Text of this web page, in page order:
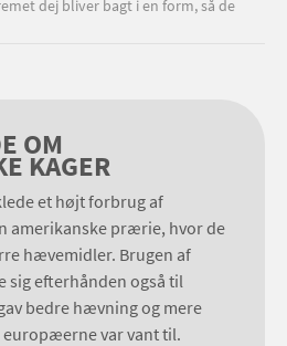
dej bliver bagt i en form, så de
OM
KAGER
et højt forbrug af
amerikanske prærie, hvor de
hævemidler. Brugen af
sig efterhånden også til
bedre hævning og mere
europæerne var vant til.